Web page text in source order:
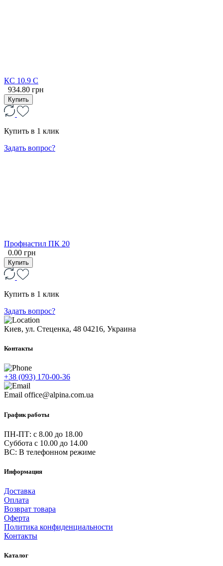
КС 10.9 С
934.80 грн
Купить
Купить в 1 клик
Задать вопрос?
Профнастил ПК 20
0.00 грн
Купить
Купить в 1 клик
Задать вопрос?
Киев, ул. Стеценка, 48 04216, Украина
Контакты
+38 (093) 170-00-36
Email office@alpina.com.ua
График работы
ПН-ПТ: c 8.00 до 18.00
Суббота с 10.00 до 14.00
ВС: В телефонном режиме
Информация
Доставка
Оплата
Возврат товара
Оферта
Политика конфиденциальности
Контакты
Каталог